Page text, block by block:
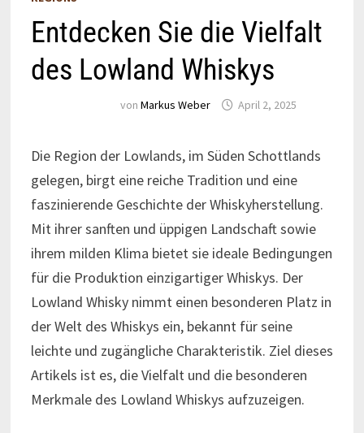
Entdecken Sie die Vielfalt
des Lowland Whiskys
von Markus Weber April 2, 2025
Die Region der Lowlands, im Süden Schottlands
gelegen, birgt eine reiche Tradition und eine
faszinierende Geschichte der Whiskyherstellung.
Mit ihrer sanften und üppigen Landschaft sowie
ihrem milden Klima bietet sie ideale Bedingungen
für die Produktion einzigartiger Whiskys. Der
Lowland Whisky nimmt einen besonderen Platz in
der Welt des Whiskys ein, bekannt für seine
leichte und zugängliche Charakteristik. Ziel dieses
Artikels ist es, die Vielfalt und die besonderen
Merkmale des Lowland Whiskys aufzuzeigen.